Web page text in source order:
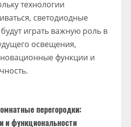
технологии
светодиодные
играть важную роль в
освещения,
функции и
перегородки:
и функциональности